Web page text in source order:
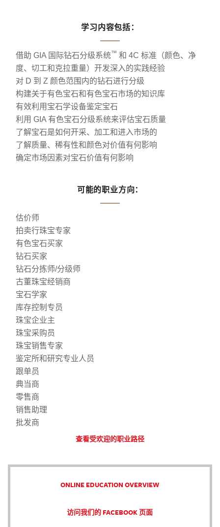
学习内容包括：
借助 GIA 国际钻石分级系统™ 和 4C 标准（颜色、净
度、切工和克拉重量）开发深入的实践经验
对 D 到 Z 颜色范围内的钻石进行分级
构建关于有色宝石和有色宝石市场的知识库
有效利用宝石学设备鉴定宝石
利用 GIA 有色宝石分级系统来评估宝石质量
了解宝石是如何开采、加工和进入市场的
了解质量、稀有性和颜色对价值有何影响
确定市场因素对宝石价值有何影响
可能的职业方向：
估价师
拍卖行珠宝专家
有色宝石买家
钻石买家
钻石分拣师/分级师
古董珠宝经销商
宝石学家
库存控制专员
珠宝企业主
珠宝采购员
珠宝销售专家
鉴定所和研究专业人员
跟单员
典当商
零售商
销售助理
批发商
查看受欢迎的职业路径
ONLINE EDUCATION OVERVIEW
访问我们的 FACEBOOK 页面